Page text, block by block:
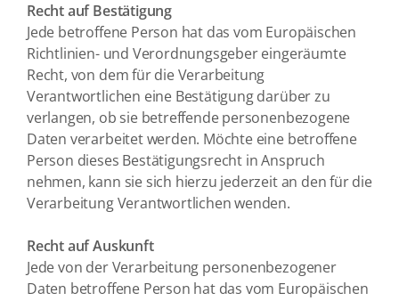
Recht auf Bestätigung
Jede betroffene Person hat das vom Europäischen
Richtlinien- und Verordnungsgeber eingeräumte
Recht, von dem für die Verarbeitung
Verantwortlichen eine Bestätigung darüber zu
verlangen, ob sie betreffende personenbezogene
Daten verarbeitet werden. Möchte eine betroffene
Person dieses Bestätigungsrecht in Anspruch
nehmen, kann sie sich hierzu jederzeit an den für die
Verarbeitung Verantwortlichen wenden.
Recht auf Auskunft
Jede von der Verarbeitung personenbezogener
Daten betroffene Person hat das vom Europäischen